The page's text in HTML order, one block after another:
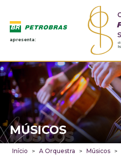
apresenta:
MÚSICOS
MÚSICOS
Início > A Orquestra > Músicos >